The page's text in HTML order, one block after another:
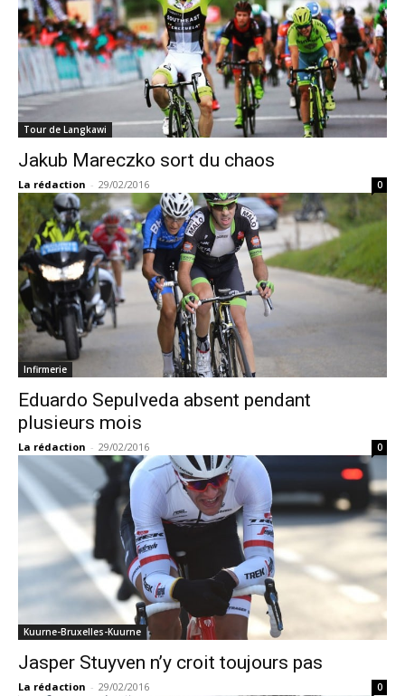
Tour de Langkawi
Jakub Mareczko sort du chaos
La rédaction - 29/02/2016 0
Infirmerie
Eduardo Sepulveda absent pendant
plusieurs mois
La rédaction - 29/02/2016 0
Kuurne-Bruxelles-Kuurne
Jasper Stuyven n’y croit toujours pas
La rédaction - 29/02/2016 0